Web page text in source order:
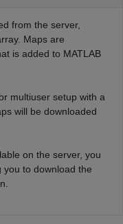
from the server,
Maps are
is added to MATLAB
multiuser setup with a
will be downloaded
on the server, you
you to download the